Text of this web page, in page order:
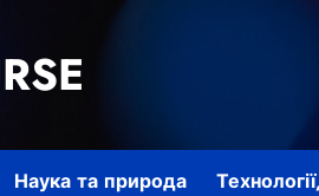
Наука та природа